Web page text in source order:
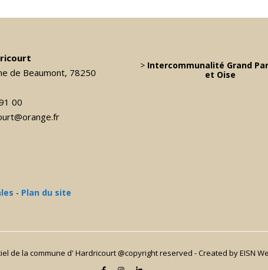
de Beaumont, 78250
00
> Intercommunalité Grand
et Oise
- Plan du site
de la commune d' Hardricourt @copyright reserved - Created by EISN